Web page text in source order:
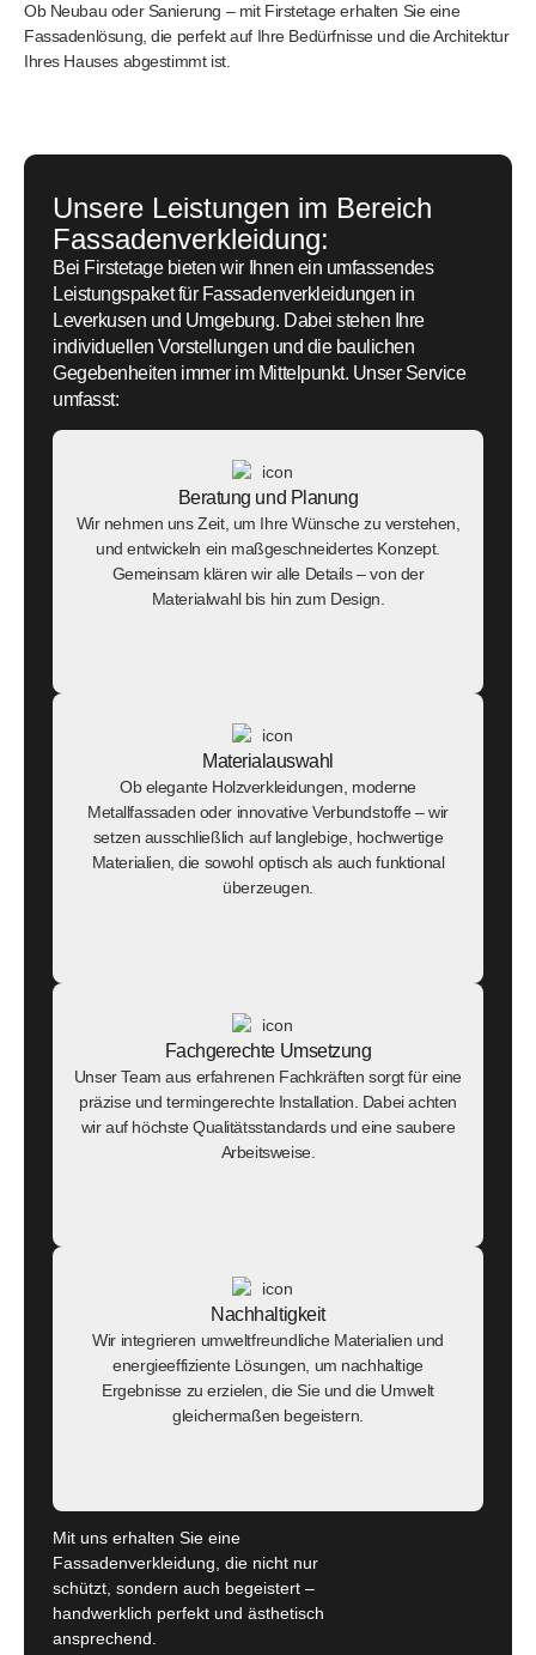
Ob Neubau oder Sanierung – mit Firstetage erhalten Sie eine
Fassadenlösung, die perfekt auf Ihre Bedürfnisse und die Architektur
Ihres Hauses abgestimmt ist.
Unsere Leistungen im Bereich
Fassadenverkleidung:
Bei Firstetage bieten wir Ihnen ein umfassendes
Leistungspaket für Fassadenverkleidungen in
Leverkusen und Umgebung. Dabei stehen Ihre
individuellen Vorstellungen und die baulichen
Gegebenheiten immer im Mittelpunkt. Unser Service
umfasst:
Beratung und Planung
Wir nehmen uns Zeit, um Ihre Wünsche zu verstehen,
und entwickeln ein maßgeschneidertes Konzept.
Gemeinsam klären wir alle Details – von der
Materialwahl bis hin zum Design.
Materialauswahl
Ob elegante Holzverkleidungen, moderne
Metallfassaden oder innovative Verbundstoffe – wir
setzen ausschließlich auf langlebige, hochwertige
Materialien, die sowohl optisch als auch funktional
überzeugen.
Fachgerechte Umsetzung
Unser Team aus erfahrenen Fachkräften sorgt für eine
präzise und termingerechte Installation. Dabei achten
wir auf höchste Qualitätsstandards und eine saubere
Arbeitsweise.
Nachhaltigkeit
Wir integrieren umweltfreundliche Materialien und
energieeffiziente Lösungen, um nachhaltige
Ergebnisse zu erzielen, die Sie und die Umwelt
gleichermaßen begeistern.
Mit uns erhalten Sie eine
Fassadenverkleidung, die nicht nur
schützt, sondern auch begeistert –
handwerklich perfekt und ästhetisch
ansprechend.